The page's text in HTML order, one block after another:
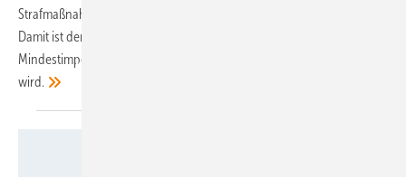
Strafmaßnahmen gegen Billigimporte aus dem Reich der Mitte aus.
Damit ist der Weg für das Auslaufen der Zölle und
Mindestimportpreise frei, was von den Herstellern heftig kritisiert
wird.